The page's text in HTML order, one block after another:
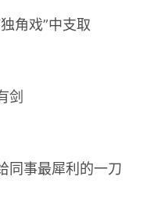
角戏”中支取
剑
事最犀利的一刀